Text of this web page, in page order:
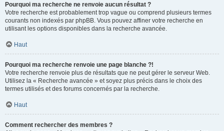
Pourquoi ma recherche ne renvoie aucun résultat ?
Votre recherche est probablement trop vague ou comprend plusieurs termes
courants non indexés par phpBB. Vous pouvez affiner votre recherche en
utilisant les options disponibles dans la recherche avancée.
Haut
Pourquoi ma recherche renvoie une page blanche ?!
Votre recherche renvoie plus de résultats que ne peut gérer le serveur Web.
Utilisez la « Recherche avancée » et soyez plus précis dans le choix des
termes utilisés et des forums concernés par la recherche.
Haut
Comment rechercher des membres ?